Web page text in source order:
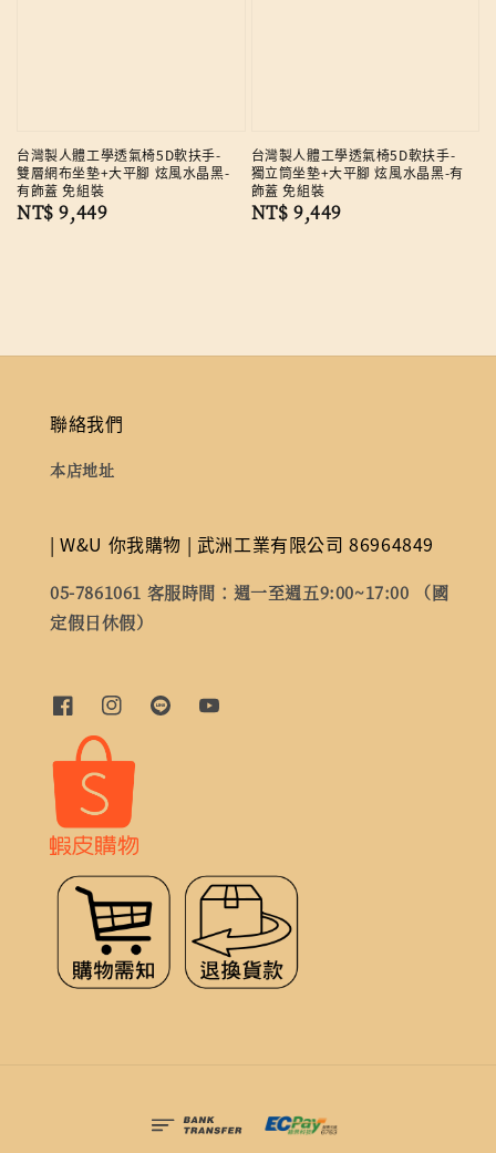
台灣製人體工學透氣椅5D軟扶手-
雙層網布坐墊+大平腳 炫風水晶黑-
有飾蓋 免組裝
Regular
NT$ 9,449
台灣製人體工學透氣椅5D軟扶手-
獨立筒坐墊+大平腳 炫風水晶黑-有
飾蓋 免組裝
Regular
NT$ 9,449
聯絡我們
本店地址
| W&U 你我購物 | 武洲工業有限公司 86964849
05-7861061 客服時間：週一至週五9:00~17:00 （國
定假日休假）